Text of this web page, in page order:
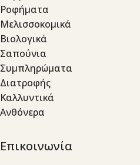
Ροφήματα
Μελισσοκομικά
Βιολογικά
Σαπούνια
Συμπληρώματα
Διατροφής
Καλλυντικά
Ανθόνερα
Επικοινωνία